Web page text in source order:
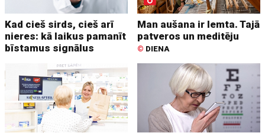
Kad cieš sirds, cieš arī
nieres: kā laikus pamanīt
bīstamus signālus
Man aušana ir lemta. Tajā
patveros un meditēju
© DIENA